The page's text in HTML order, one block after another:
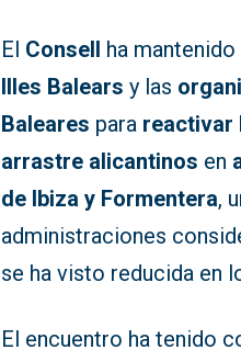
El Consell ha
Illes Balears y las
Baleares para reactivar
arrastre alicantinos en
de Ibiza y Formentera,
administraciones
se ha visto reducida en
El encuentro ha tenido